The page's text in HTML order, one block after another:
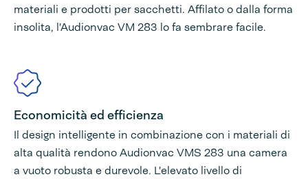
materiali e prodotti per sacchetti. Affilato o dalla forma
insolita, l'Audionvac VM 283 lo fa sembrare facile.
Economicità ed efficienza
Il design intelligente in combinazione con i materiali di
alta qualità rendono Audionvac VMS 283 una camera
a vuoto robusta e durevole. L'elevato livello di